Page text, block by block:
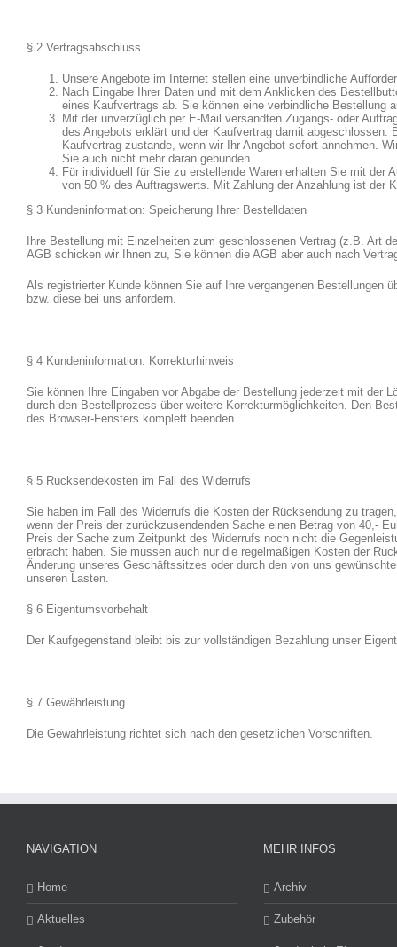
§ 2 Vertragsabschluss
Unsere Angebote im Internet stellen eine unverbindliche
Nach Eingabe Ihrer Daten und mit dem Anklicken des
eines Kaufvertrags ab. Sie können eine verbindliche Bestellung
Mit der unverzüglich per E-Mail versandten Zugangs- oder
des Angebots erklärt und der Kaufvertrag damit abgeschlossen.
Kaufvertrag zustande, wenn wir Ihr Angebot sofort annehmen.
Sie auch nicht mehr daran gebunden.
Für individuell für Sie zu erstellende Waren erhalten Sie mit der
von 50 % des Auftragswerts. Mit Zahlung der Anzahlung ist der
§ 3 Kundeninformation: Speicherung Ihrer Bestelldaten
Ihre Bestellung mit Einzelheiten zum geschlossenen Vertrag (z.B. Art
AGB schicken wir Ihnen zu, Sie können die AGB aber auch nach
Als registrierter Kunde können Sie auf Ihre vergangenen Bestellungen
bzw. diese bei uns anfordern.
§ 4 Kundeninformation: Korrekturhinweis
Sie können Ihre Eingaben vor Abgabe der Bestellung jederzeit mit der
durch den Bestellprozess über weitere Korrekturmöglichkeiten. Den
des Browser-Fensters komplett beenden.
§ 5 Rücksendekosten im Fall des Widerrufs
Sie haben im Fall des Widerrufs die Kosten der Rücksendung zu
wenn der Preis der zurückzusendenden Sache einen Betrag von 40,-
Preis der Sache zum Zeitpunkt des Widerrufs noch nicht die
erbracht haben. Sie müssen auch nur die regelmäßigen Kosten der
Änderung unseres Geschäftssitzes oder durch den von uns
unseren Lasten.
§ 6 Eigentumsvorbehalt
Der Kaufgegenstand bleibt bis zur vollständigen Bezahlung unser
§ 7 Gewährleistung
Die Gewährleistung richtet sich nach den gesetzlichen Vorschriften.
NAVIGATION
Home
Aktuelles
MEHR INFOS
Archiv
Zubehör